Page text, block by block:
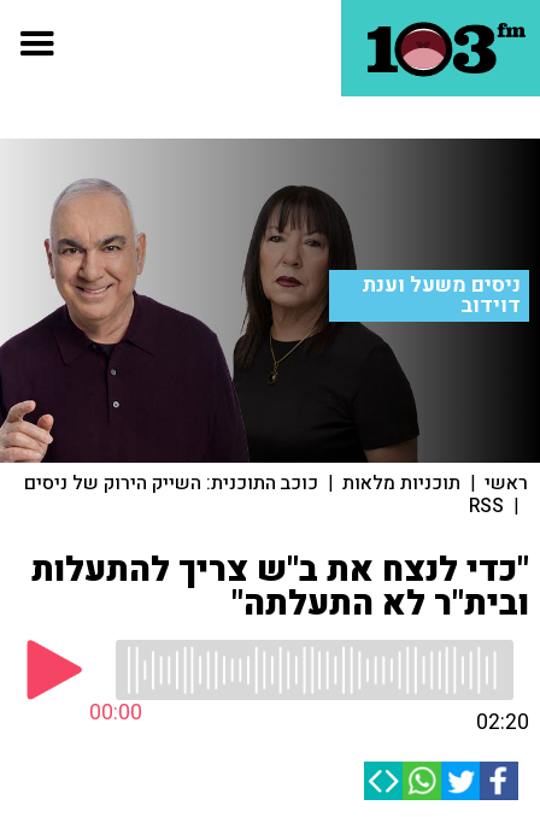
ניסים משעל וענת
דוידוב
ראשי | תוכניות מלאות | כוכב התוכנית: השייק הירוק של ניסים
|
RSS
"כדי לנצח את ב"ש צריך להתעלות
ובית"ר לא התעלתה"
00:00 02:20